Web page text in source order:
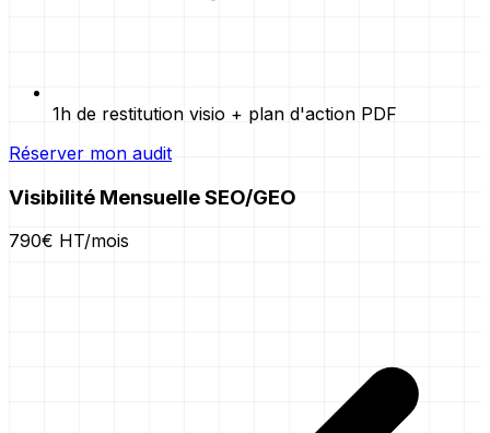
1h de restitution visio + plan d'action PDF
Réserver mon audit
Visibilité Mensuelle SEO/GEO
790€ HT/mois